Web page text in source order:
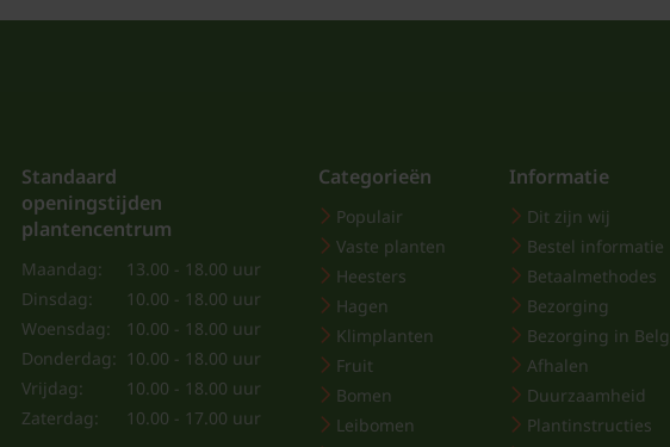
Standaard
openingstijden
plantencentrum
Maandag:
13.00 - 18.00 uur
Dinsdag:
10.00 - 18.00 uur
Woensdag:
10.00 - 18.00 uur
Donderdag: 10.00 - 18.00 uur
Vrijdag:
10.00 - 18.00 uur
Zaterdag:
10.00 - 17.00 uur
Categorieën
Populair
Vaste planten
Heesters
Hagen
Klimplanten
Fruit
Bomen
Leibomen
Informatie
Dit zijn wij
Bestel informatie
Betaalmethodes
Bezorging
Bezorging in
Afhalen
Duurzaamheid
Plantinstructies